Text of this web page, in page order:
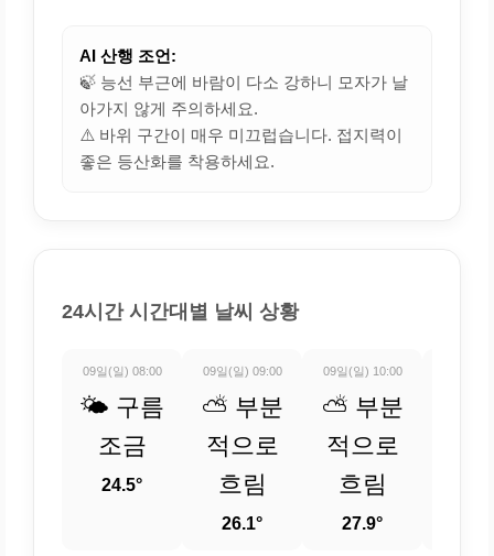
AI 산행 조언:
🍃 능선 부근에 바람이 다소 강하니 모자가 날
아가지 않게 주의하세요.
⚠️ 바위 구간이 매우 미끄럽습니다. 접지력이
좋은 등산화를 착용하세요.
24시간 시간대별 날씨 상황
09일(일) 08:00
🌤️ 구름
조금
24.5°
09일(일) 09:00
⛅ 부분
적으로
흐림
26.1°
09일(일) 10:00
⛅ 부분
적으로
흐림
27.9°